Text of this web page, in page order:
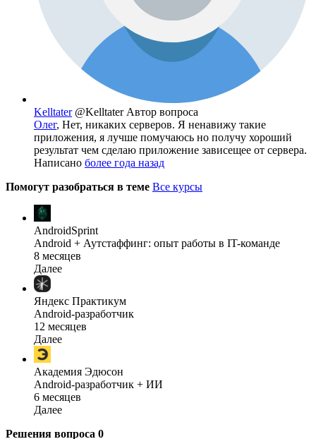
Kelltater @Kelltater Автор вопроса
Олег, Нет, никаких серверов. Я ненавижу такие
приложения, я лучше помучаюсь но получу хороший
результат чем сделаю приложение зависещее от сервера.
Написано более года назад
Помогут разобраться в теме Все курсы
AndroidSprint
Android + Аутстаффинг: опыт работы в IT-команде
8 месяцев
Далее
Яндекс Практикум
Android-разработчик
12 месяцев
Далее
Академия Эдюсон
Android-разработчик + ИИ
6 месяцев
Далее
Решения вопроса 0